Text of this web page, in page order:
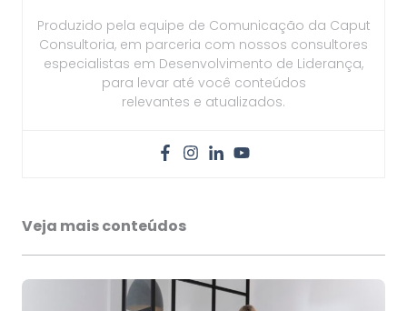
Produzido pela equipe de Comunicação da Caput
Consultoria, em parceria com nossos consultores
especialistas em Desenvolvimento de Liderança,
para levar até você conteúdos
relevantes e atualizados.
Veja mais conteúdos